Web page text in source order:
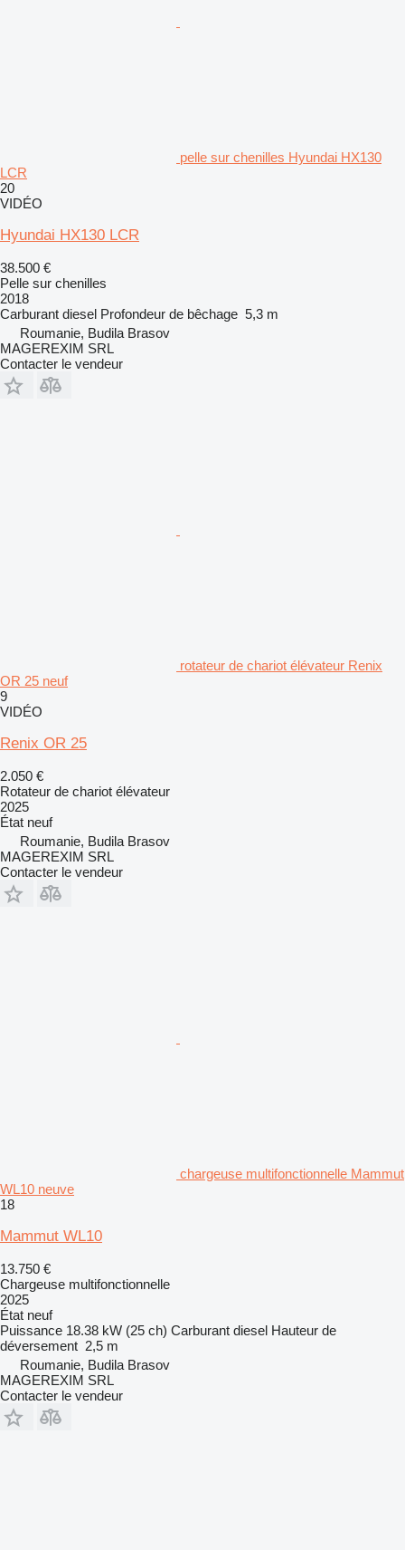
pelle sur chenilles Hyundai HX130
LCR
20
VIDÉO
Hyundai HX130 LCR
38.500 €
Pelle sur chenilles
2018
Carburant diesel Profondeur de bêchage 5,3 m
Roumanie, Budila Brasov
MAGEREXIM SRL
Contacter le vendeur
rotateur de chariot élévateur Renix
OR 25 neuf
9
VIDÉO
Renix OR 25
2.050 €
Rotateur de chariot élévateur
2025
État neuf
Roumanie, Budila Brasov
MAGEREXIM SRL
Contacter le vendeur
chargeuse multifonctionnelle Mammut
WL10 neuve
18
Mammut WL10
13.750 €
Chargeuse multifonctionnelle
2025
État neuf
Puissance 18.38 kW (25 ch) Carburant diesel Hauteur de
déversement 2,5 m
Roumanie, Budila Brasov
MAGEREXIM SRL
Contacter le vendeur